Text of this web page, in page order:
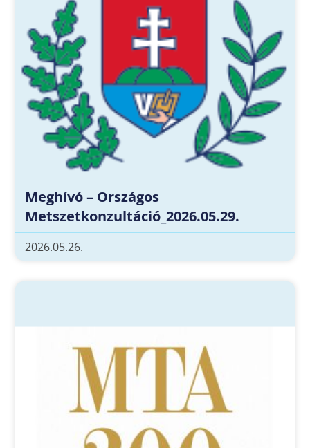
Meghívó – Országos
Metszetkonzultáció_2026.05.29.
2026.05.26.